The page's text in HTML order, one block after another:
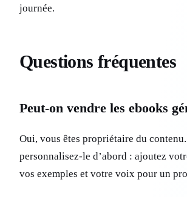
journée.
Questions fréquentes
Peut-on vendre les ebooks
Oui, vous êtes propriétaire du
personnalisez-le d’abord : ajoutez
vos exemples et votre voix pour un